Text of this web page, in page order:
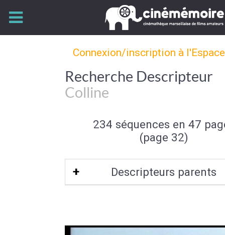
Connexion/inscription à
Recherche Descripteur
Colline
234 séquences en 47
(page 32)
Descripteurs parents